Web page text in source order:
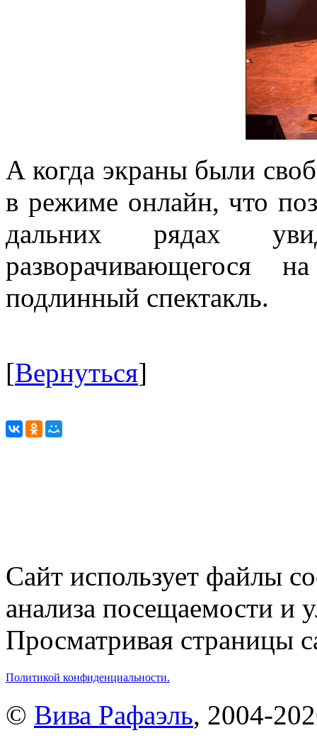
А когда экраны были
в режиме онлайн, что
дальних рядах
подлинный спектакль.
[Вернуться]
Сайт использует файлы
анализа посещаемости и
Просматривая страницы
Политикой конфиденциальности.
© Вива Рафаэль, 2004-